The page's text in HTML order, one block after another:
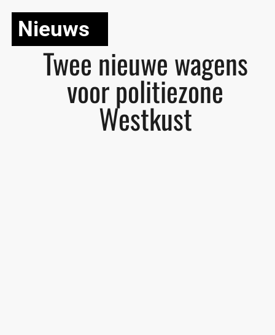
Nieuws
Twee nieuwe wagens
voor politiezone
Westkust